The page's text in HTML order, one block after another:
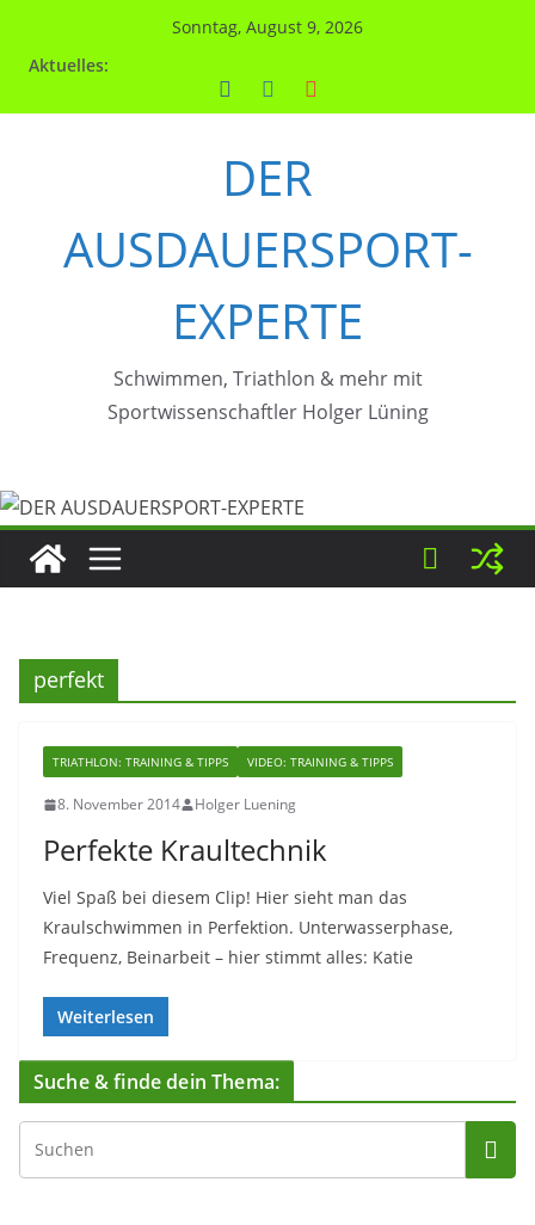
Sonntag, August 9, 2026
Aktuelles:
DER
AUSDAUERSPORT-
EXPERTE
Schwimmen, Triathlon & mehr mit
Sportwissenschaftler Holger Lüning
perfekt
TRIATHLON: TRAINING & TIPPS VIDEO: TRAINING & TIPPS
8. November 2014 Holger Luening
Perfekte Kraultechnik
Viel Spaß bei diesem Clip! Hier sieht man das
Kraulschwimmen in Perfektion. Unterwasserphase,
Frequenz, Beinarbeit – hier stimmt alles: Katie
Weiterlesen
Suche & finde dein Thema: